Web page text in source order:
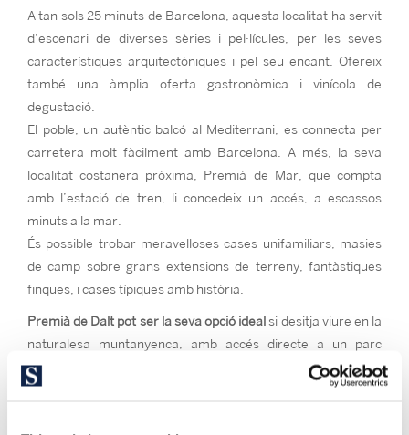
A tan sols 25 minuts de Barcelona, aquesta localitat ha servit
d’escenari de diverses sèries i pel·lícules, per les seves
característiques arquitectòniques i pel seu encant. Ofereix
també una àmplia oferta gastronòmica i vinícola de
degustació.
El poble, un autèntic balcó al Mediterrani, es connecta per
carretera molt fàcilment amb Barcelona. A més, la seva
localitat costanera pròxima, Premià de Mar, que compta
amb l’estació de tren, li concedeix un accés, a escassos
minuts a la mar.
És possible trobar meravelloses cases unifamiliars, masies
de camp sobre grans extensions de terreny, fantàstiques
finques, i cases típiques amb història.
Premià de Dalt pot ser la seva opció ideal si desitja viure en la
naturalesa muntanyenca, amb accés directe a un parc
natural que li proporcioni qualitat de vida. És una excel·lent
alternativa per a viure en una casa espaiosa i disposar de